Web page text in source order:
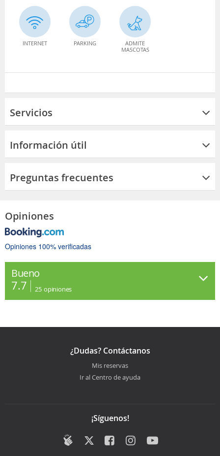
INTERNET PARKING
ADMITE
MASCOTAS
Servicios
Información útil
Preguntas frecuentes
Opiniones
Opiniones 100% verificadas
Bueno
7.7 25 opiniones
¿Dudas? Contáctanos
Mis reservas
Ir al Centro de ayuda
¡Síguenos!